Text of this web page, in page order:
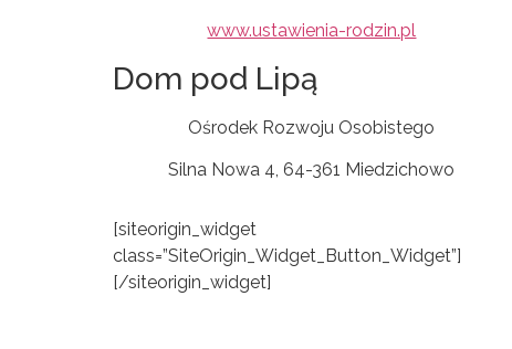
www.ustawienia-rodzin.pl
Dom pod Lipą
Ośrodek Rozwoju Osobistego
Silna Nowa 4, 64-361 Miedzichowo
[siteorigin_widget
class=”SiteOrigin_Widget_Button_Widget”]
[/siteorigin_widget]